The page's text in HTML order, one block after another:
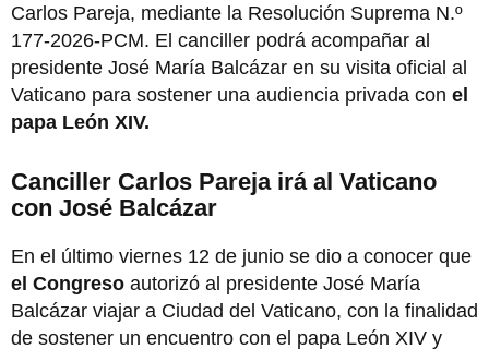
Carlos Pareja, mediante la Resolución Suprema N.º
177-2026-PCM. El canciller podrá acompañar al
presidente José María Balcázar en su visita oficial al
Vaticano para sostener una audiencia privada con el
papa León XIV.
Canciller Carlos Pareja irá al Vaticano
con José Balcázar
En el último viernes 12 de junio se dio a conocer que
el Congreso autorizó al presidente José María
Balcázar viajar a Ciudad del Vaticano, con la finalidad
de sostener un encuentro con el papa León XIV y